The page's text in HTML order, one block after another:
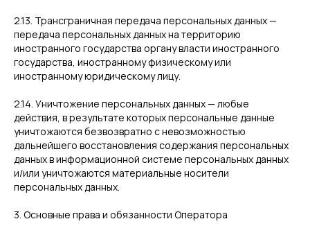
2.13. Трансграничная передача персональных данных —
передача персональных данных на территорию
иностранного государства органу власти иностранного
государства, иностранному физическому или
иностранному юридическому лицу.
2.14. Уничтожение персональных данных — любые
действия, в результате которых персональные данные
уничтожаются безвозвратно с невозможностью
дальнейшего восстановления содержания персональных
данных в информационной системе персональных данных
и/или уничтожаются материальные носители
персональных данных.
3. Основные права и обязанности Оператора